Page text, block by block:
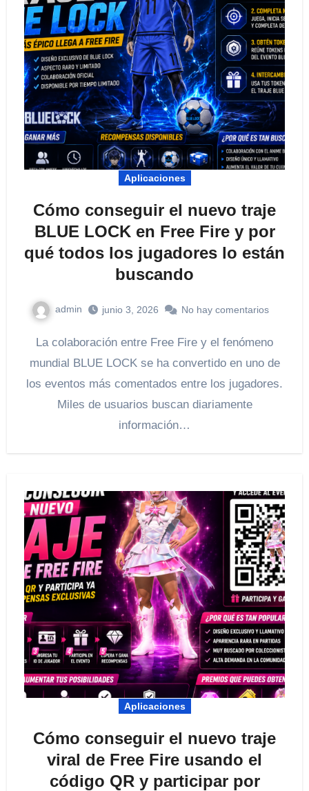
Aplicaciones
Cómo conseguir el nuevo traje
BLUE LOCK en Free Fire y por
qué todos los jugadores lo están
buscando
admin junio 3, 2026 No hay comentarios
La colaboración entre Free Fire y el fenómeno
mundial BLUE LOCK se ha convertido en uno de
los eventos más comentados entre los jugadores.
Miles de usuarios buscan diariamente
información…
Aplicaciones
Cómo conseguir el nuevo traje
viral de Free Fire usando el
código QR y participar por